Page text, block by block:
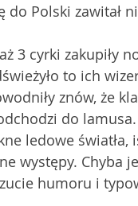
Polski zawitał
3 cyrki zakupiły
to ich
znów, że
do
ledowe światła,
występy. Chyba
humoru i